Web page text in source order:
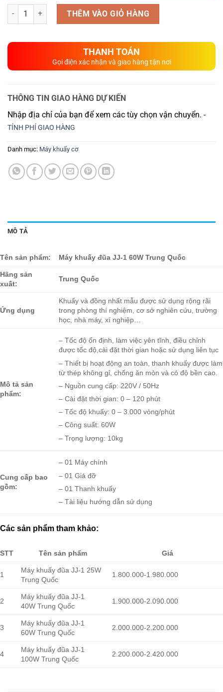
Số lượng THÊM VÀO GIỎ HÀNG
THANH TOÁN
Gọi điện xác nhận và giao hàng tận nơi
THÔNG TIN GIAO HÀNG DỰ KIẾN
Nhập địa chỉ của bạn để xem các tùy chọn vận chuyển. -
TÍNH PHÍ GIAO HÀNG
Danh mục: Máy khuấy cơ
MÔ TẢ
Tên sản phẩm: Máy khuấy đũa JJ-1 60W Trung Quốc
Hãng sản
xuất:
Trung Quốc
Ứng dụng
Khuấy và đồng nhất mẫu được sử dụng rộng rãi
trong phòng thí nghiệm, cơ sở nghiên cứu, trường
học, nhà máy, xí nghiệp…
Mô tả sản
phẩm:
– Tốc độ ổn định, làm việc yên tĩnh, điều chỉnh
được tốc độ,cài đặt thời gian hoặc sử dụng liên tục
– Thiết bị hoạt động an toàn, thanh khuấy được làm
từ thép không gỉ, chống ăn mòn và có độ bền cao.
– Nguồn cung cấp: 220V / 50Hz
– Cài đặt thời gian: 0 – 120 phút
– Tốc độ khuấy: 0 – 3.000 vòng/phút
– Công suất: 60W
– Trọng lượng: 10kg
Cung cấp bao
gồm:
– 01 Máy chính
– 01 Giá đỡ
– 01 Thanh khuấy
– Tài liệu hướng dẫn sử dụng
Các sản phẩm tham khảo:
STT Tên sản phẩm Giá
1
Máy khuấy đũa JJ-1 25W
Trung Quốc
1.800.000-1.980.000
2
Máy khuấy đũa JJ-1
40W Trung Quốc
1.900.000-2.090.000
3
Máy khuấy đũa JJ-1
60W Trung Quốc
2.000.000-2.200.000
4
Máy khuấy đũa JJ-1
100W Trung Quốc
2.200.000-2.420.000